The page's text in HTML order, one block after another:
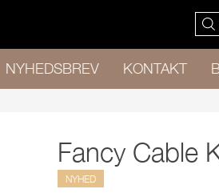
NYHEDSBREV KONTAKT
Fancy Cable
NYHED